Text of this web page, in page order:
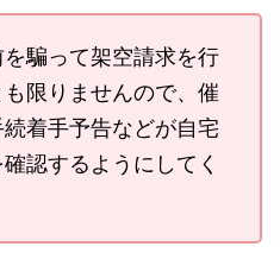
騙って架空請求を行
限りませんので、催
着手予告などが自宅
認するようにしてく